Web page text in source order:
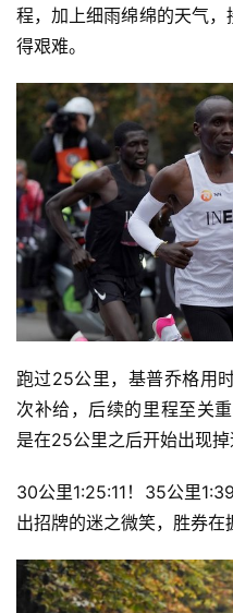
程，加上细雨绵绵的天气
得艰难。
跑过25公里，基普乔格用
次补给，后续的里程至关
是在25公里之后开始出现掉
30公里1:25:11！35公里
出招牌的迷之微笑，胜券在